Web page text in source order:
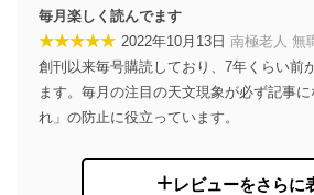
株式会社富士山マガジンサービス
代表取締役会長 西野 伸一郎
個人情報の取扱いについて
１．個人情報保護管理者
当社は以下の個人情報保護管理者を設
護管理者の責任のもと、個人情報を取
毎月楽しく読んでます
★★★★★ 2022年10月13日 南極老人 無
創刊以来毎号購読しており、7年くらい前
ます。毎月の注目の天文現象が必ず記事
れ」の防止に役立っています。
レビューをさらに